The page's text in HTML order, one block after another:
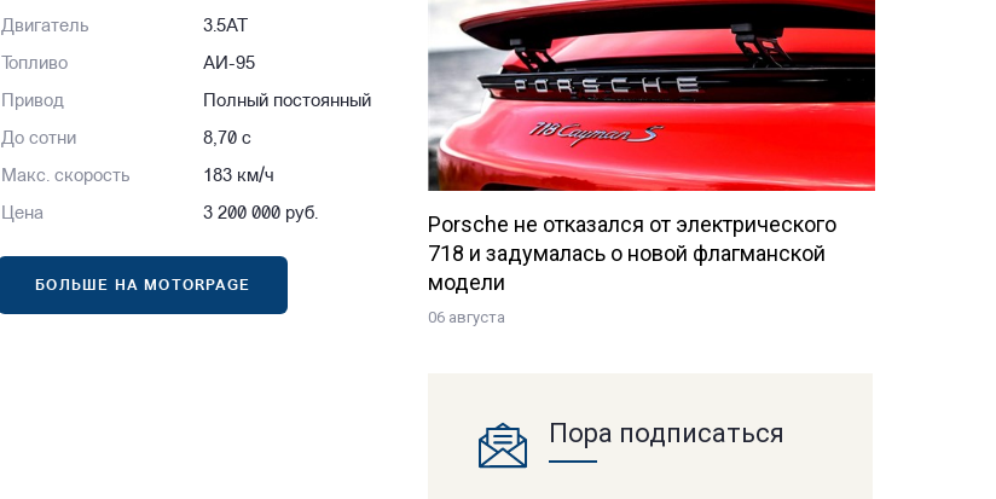
Двигатель 3.5AT
Топливо АИ-95
Привод Полный постоянный
До сотни 8,70 с
Макс. скорость 183 км/ч
Цена 3 200 000 руб.
БОЛЬШЕ НА MOTORPAGE
Porsche не отказался от электрического
718 и задумалась о новой флагманской
модели
06 августа
Пора подписаться